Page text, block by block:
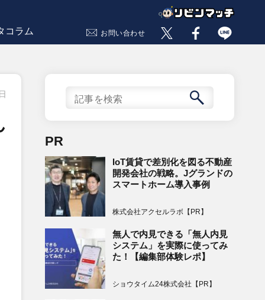
コラム お問い合わせ
PR
IoT賃貸で差別化を図る不動産
開発会社の戦略。Jグランドの
スマートホーム導入事例
株式会社アクセルラボ【PR】
無人で内見できる「無人内見
システム」を実際に使ってみ
た！【編集部体験レポ】
ショウタイム24株式会社【PR】